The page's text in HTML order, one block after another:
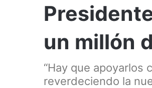
un millón
“Hay que apoyarlos
reverdeciendo la